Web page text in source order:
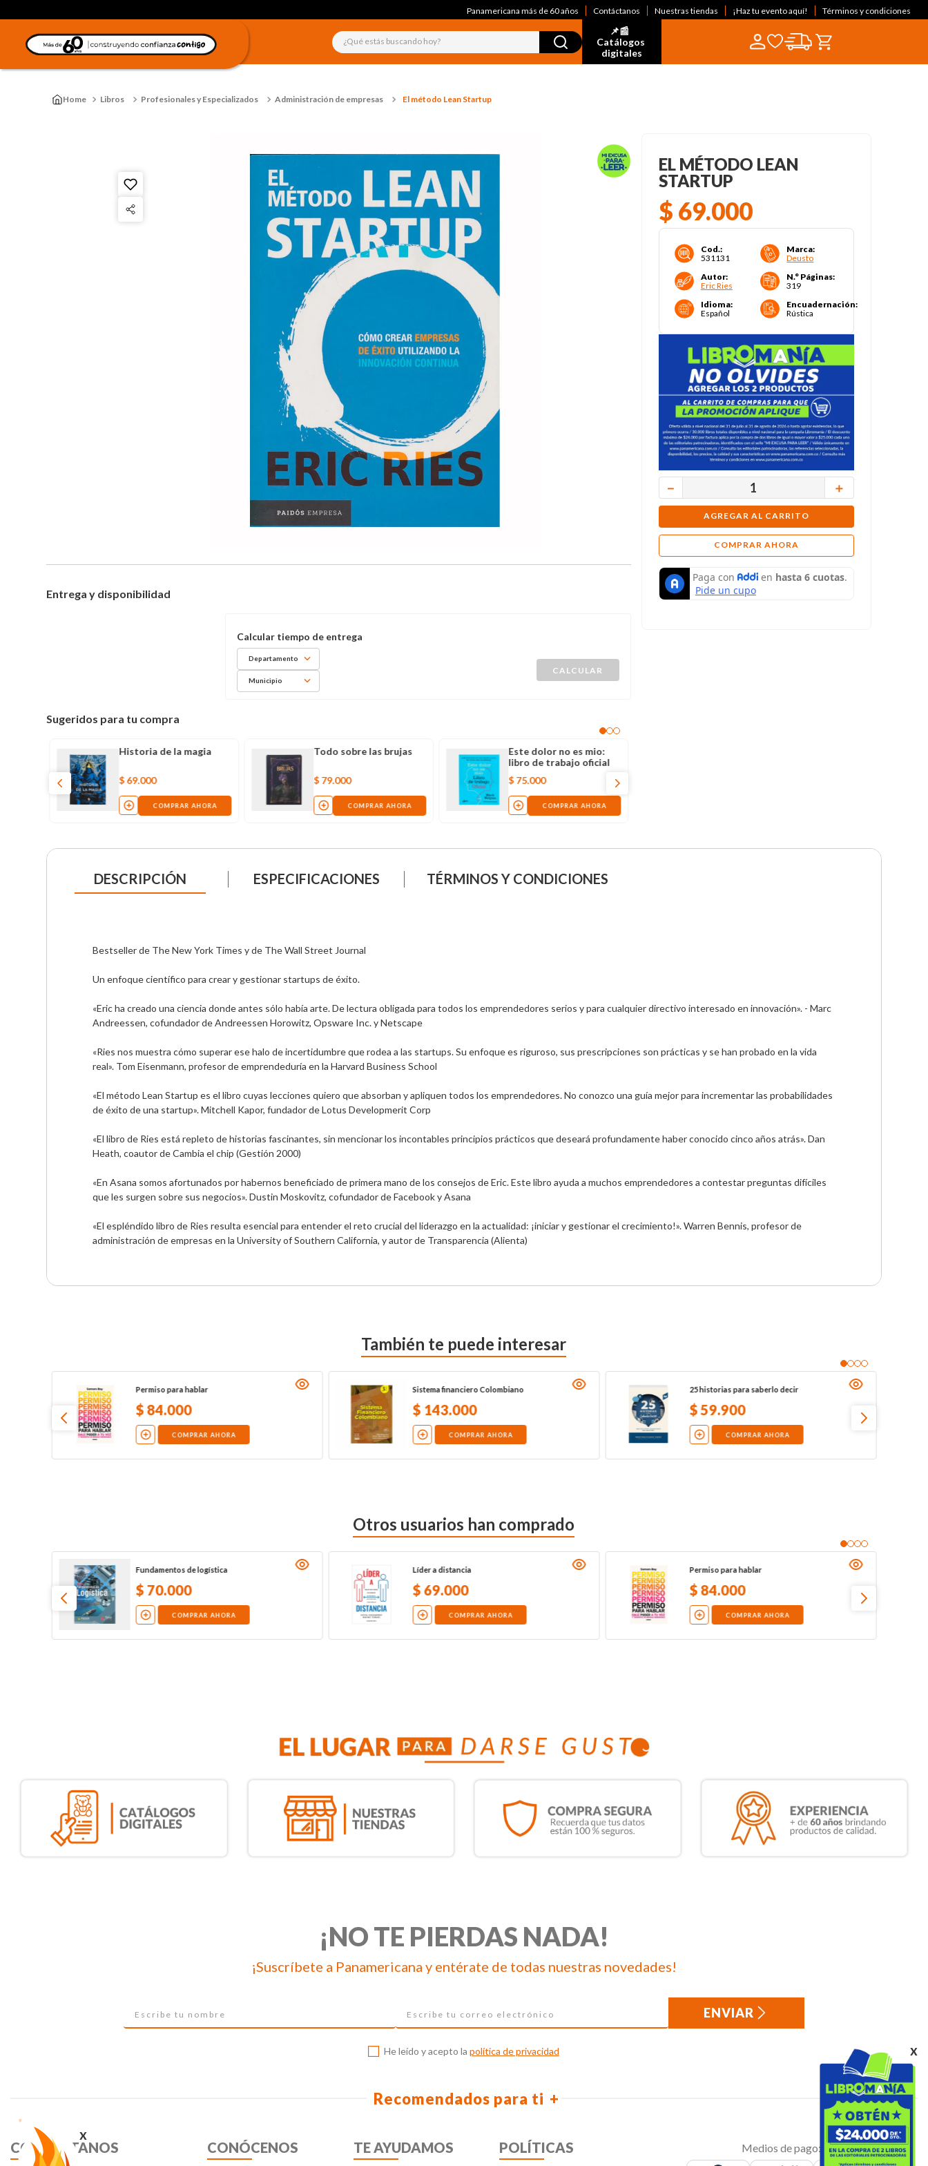
x
x
Panamericana más de 60 años Contáctanos Nuestras tiendas ¡Haz tu evento aquí! Términos y condiciones
¿Qué estás buscando hoy?
📌📰
Catálogos
digitales
Libros Profesionales y Especializados Administración de empresas El método Lean Startup
Entrega y disponibilidad
Departamento
Municipio
Sugeridos para tu compra
Historia de la magia
$ 69.000
COMPRAR AHORA
Todo sobre las brujas
$ 79.000
COMPRAR AHORA
Este dolor no es mio:
libro de trabajo oficial
$ 75.000
COMPRAR AHORA
EL MÉTODO LEAN
STARTUP
$ 69.000
Cod.:
531131
Marca:
Deusto
Autor:
Eric Ries
N.° Páginas:
319
Idioma:
Español
Encuadernación:
Rústica
＋
－
AGREGAR AL CARRITO
COMPRAR AHORA
DESCRIPCIÓN ESPECIFICACIONES TÉRMINOS Y CONDICIONES
Bestseller de The New York Times y de The Wall Street Journal
Un enfoque científico para crear y gestionar startups de éxito.
«Eric ha creado una ciencia donde antes sólo había arte. De lectura obligada para todos los emprendedores serios y para cualquier directivo interesado en innovación». - Marc
Andreessen, cofundador de Andreessen Horowitz, Opsware Inc. y Netscape
«Ries nos muestra cómo superar ese halo de incertidumbre que rodea a las startups. Su enfoque es riguroso, sus prescripciones son prácticas y se han probado en la vida
real». Tom Eisenmann, profesor de emprendeduría en la Harvard Business School
«El método Lean Startup es el libro cuyas lecciones quiero que absorban y apliquen todos los emprendedores. No conozco una guía mejor para incrementar las probabilidades
de éxito de una startup». Mitchell Kapor, fundador de Lotus Developmerit Corp
«El libro de Ries está repleto de historias fascinantes, sin mencionar los incontables principios prácticos que deseará profundamente haber conocido cinco años atrás». Dan
Heath, coautor de Cambia el chip (Gestión 2000)
«En Asana somos afortunados por habernos beneficiado de primera mano de los consejos de Eric. Este libro ayuda a muchos emprendedores a contestar preguntas difíciles
que les surgen sobre sus negocios». Dustin Moskovitz, cofundador de Facebook y Asana
«El espléndido libro de Ries resulta esencial para entender el reto crucial del liderazgo en la actualidad: ¡iniciar y gestionar el crecimiento!». Warren Bennis, profesor de
administración de empresas en la University of Southern California, y autor de Transparencia (Alienta)
También te puede interesar
Permiso para hablar
$84.000
COMPRAR AHORA
Sistema financiero Colombiano
$ 143.000
COMPRAR AHORA
25 historias para saberlo decir
$59.900
COMPRAR AHORA
Otros usuarios han comprado
Fundamentos de logística
$70.000
COMPRAR AHORA
Líder a distancia
$69.000
COMPRAR AHORA
Permiso para hablar
$84.000
COMPRAR AHORA
¡NO TE PIERDAS NADA!
¡Suscríbete a Panamericana y entérate de todas nuestras novedades!
ENVIAR
He leído y acepto la política de privacidad
Recomendados para ti
CONTÁCTANOS CONÓCENOS TE AYUDAMOS POLÍTICAS Medios de pago: